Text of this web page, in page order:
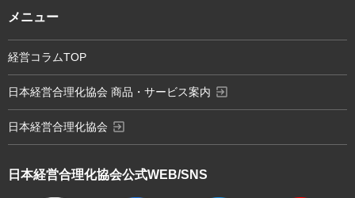
日本経営合理化協会公式WEB/SNS
メニュー
経営コラムTOP
日本経営合理化協会 商品・サービス案内 exit_to_app
日本経営合理化協会 exit_to_app